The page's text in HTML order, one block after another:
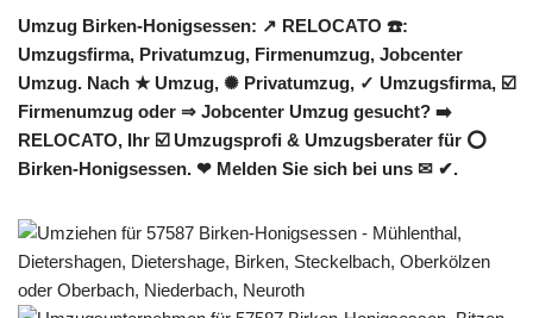
Umzug Birken-Honigsessen: ↗️ RELOCATO ☎️:
Umzugsfirma, Privatumzug, Firmenumzug, Jobcenter
Umzug. Nach ★ Umzug, ✺ Privatumzug, ✓ Umzugsfirma, ☑️
Firmenumzug oder ⇒ Jobcenter Umzug gesucht? ➡️
RELOCATO, Ihr ☑️ Umzugsprofi & Umzugsberater für ⭕
Birken-Honigsessen. ❤ Melden Sie sich bei uns ✉ ✔.